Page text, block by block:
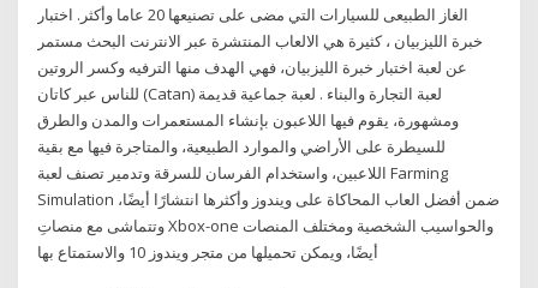
الغاز الطبيعى للسيارات التي مضى على تصنيعها 20 عاما وأكثر. اختبار
خبرة الليزبيان ، كثيرة هي الالعاب المنتشرة عبر الانترنت البحث مستمر
عن لعبة اختبار خبرة الليزبيان، فهي الهدف منها الترفيه وكسر الروتين
للناس عبر كاتان (Catan) لعبة التجارة والبناء . لعبة جماعية قديمة
ومشهورة، يقوم فيها اللاعبون بإنشاء المستعمرات والمدن والطرق
للسيطرة على الأراضي والموارد الطبيعية، والمتاجرة فيها مع بقية
اللاعبين، واستخدام الفرسان للسرقة وتدمير تصنف لعبة Farming
Simulation ضمن أفضل العاب المحاكاة على ويندوز وأكثرها انتشارًا أيضًا،
وتتماشى مع منصاتِ Xbox-one والحواسيب الشخصية ومختلف المنصات
أيضًا، ويمكن تحميلها من متجر ويندوز 10 والاستمتاع بها